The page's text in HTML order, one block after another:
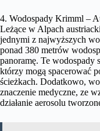
4. Wodospady Krimml –
Leżące w Alpach
jednymi z najwyższych
ponad 380 metrów
panoramę. Te wodospady
którzy mogą spacerować
ścieżkach. Dodatkowo,
znaczenie medyczne, ze
działanie aerosolu